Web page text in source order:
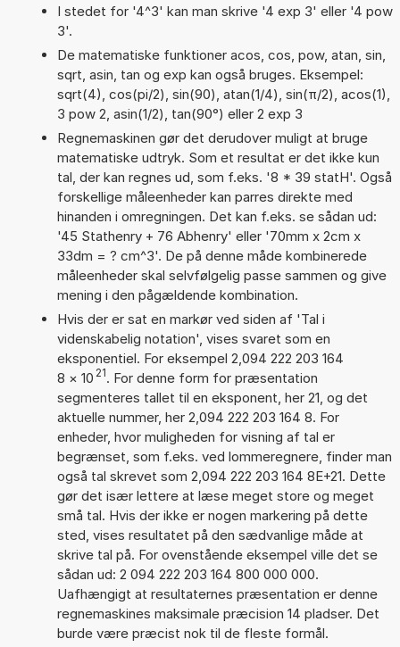
I stedet for '4^3' kan man skrive '4 exp 3' eller '4 pow
3'.
De matematiske funktioner acos, cos, pow, atan, sin,
sqrt, asin, tan og exp kan også bruges. Eksempel:
sqrt(4), cos(pi/2), sin(90), atan(1/4), sin(π/2), acos(1),
3 pow 2, asin(1/2), tan(90°) eller 2 exp 3
Regnemaskinen gør det derudover muligt at bruge
matematiske udtryk. Som et resultat er det ikke kun
tal, der kan regnes ud, som f.eks. '8 * 39 statH'. Også
forskellige måleenheder kan parres direkte med
hinanden i omregningen. Det kan f.eks. se sådan ud:
'45 Stathenry + 76 Abhenry' eller '70mm x 2cm x
33dm = ? cm^3'. De på denne måde kombinerede
måleenheder skal selvfølgelig passe sammen og give
mening i den pågældende kombination.
Hvis der er sat en markør ved siden af 'Tal i
videnskabelig notation', vises svaret som en
eksponentiel. For eksempel 2,094 222 203 164
8 × 10 21. For denne form for præsentation
segmenteres tallet til en eksponent, her 21, og det
aktuelle nummer, her 2,094 222 203 164 8. For
enheder, hvor muligheden for visning af tal er
begrænset, som f.eks. ved lommeregnere, finder man
også tal skrevet som 2,094 222 203 164 8E+21. Dette
gør det især lettere at læse meget store og meget
små tal. Hvis der ikke er nogen markering på dette
sted, vises resultatet på den sædvanlige måde at
skrive tal på. For ovenstående eksempel ville det se
sådan ud: 2 094 222 203 164 800 000 000.
Uafhængigt at resultaternes præsentation er denne
regnemaskines maksimale præcision 14 pladser. Det
burde være præcist nok til de fleste formål.